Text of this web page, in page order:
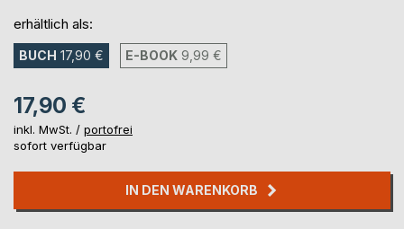
erhältlich als:
BUCH 17,90 € E-BOOK 9,99 €
17,90 €
inkl. MwSt. / portofrei
sofort verfügbar
IN DEN WARENKORB